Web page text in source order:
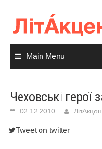
content
Main Menu
Чеховські герої
02.12.2010
Tweet on twitter